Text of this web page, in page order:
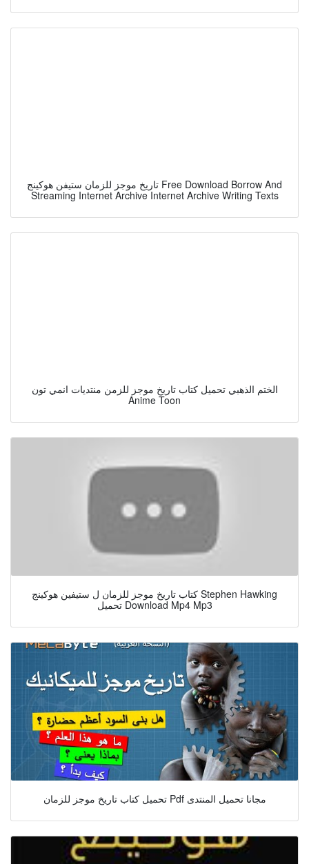
تاريخ موجز للزمان ستيفن هوكينج Free Download Borrow And
Streaming Internet Archive Internet Archive Writing Texts
الختم الذهبي تحميل كتاب تاريخ موجز للزمن منتديات انمي تون
Anime Toon
كتاب تاريخ موجز للزمان ل ستيفين هوكينج Stephen Hawking
تحميل Download Mp4 Mp3
تحميل كتاب تاريخ موجز للزمان Pdf مجانا تحميل المنتدى